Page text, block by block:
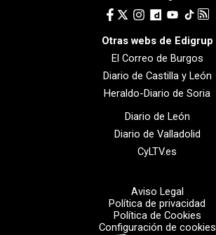
Otras webs de Edigrup
El Correo de Burgos
Diario de Castilla y León
Heraldo-Diario de Soria
Diario de León
Diario de Valladolid
CyLTV.es
Aviso Legal
Política de privacidad
Política de Cookies
Configuración de cookies